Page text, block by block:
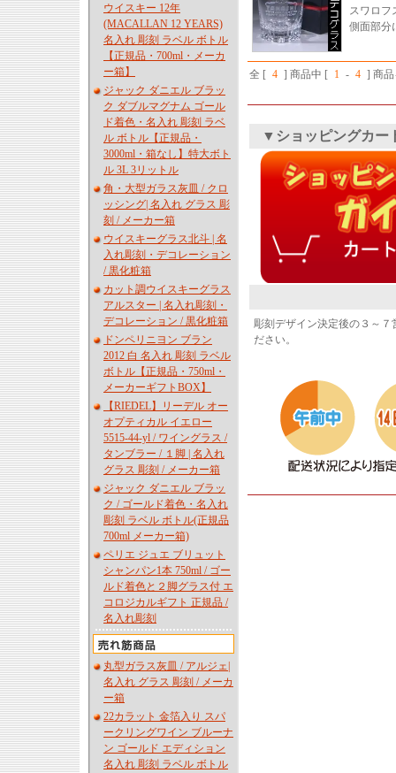
ウイスキー 12年
(MACALLAN 12 YEARS)
名入れ 彫刻 ラベル ボトル
【正規品・700ml・メーカ
ー箱】
ジャック ダニエル ブラッ
ク ダブルマグナム ゴール
ド着色・名入れ 彫刻 ラベ
ル ボトル【正規品・
3000ml・箱なし】特大ボト
ル 3L 3リットル
角・大型ガラス灰皿 / クロ
ッシング| 名入れ グラス 彫
刻 / メーカー箱
ウイスキーグラス北斗 | 名
入れ彫刻・デコレーション
/ 黒化粧箱
カット調ウイスキーグラス
アルスター | 名入れ彫刻・
デコレーション / 黒化粧箱
ドンペリニヨン ブラン
2012 白 名入れ 彫刻 ラベル
ボトル【正規品・750ml・
メーカーギフトBOX】
【RIEDEL】リーデル オー
オプティカル イエロー
5515-44-yl / ワイングラス /
タンブラー / １脚 | 名入れ
グラス 彫刻 / メーカー箱
ジャック ダニエル ブラッ
ク / ゴールド着色・名入れ
彫刻 ラベル ボトル(正規品
700ml メーカー箱)
ペリエ ジュエ ブリュット
シャンパン1本 750ml / ゴー
ルド着色と２脚グラス付 エ
コロジカルギフト 正規品 /
名入れ彫刻
丸型ガラス灰皿 / アルジェ|
名入れ グラス 彫刻 / メーカ
ー箱
22カラット 金箔入り スパ
ークリングワイン ブルーナ
ン ゴールド エディション
名入れ 彫刻 ラベル ボトル
スワロフ
側面部分
全 [ 4 ] 商品中 [ 1 - 4 ] 商
▼ショッピングカー
彫刻デザイン決定後の３～
ださい。